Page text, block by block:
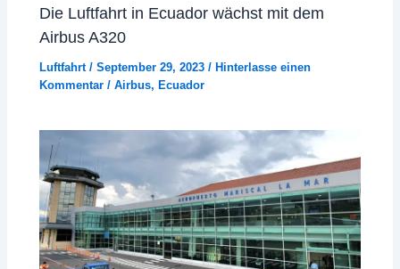
Die Luftfahrt in Ecuador wächst mit dem
Airbus A320
Luftfahrt/September 29, 2023/ Hinterlasse einen
Kommentar /Airbus, Ecuador